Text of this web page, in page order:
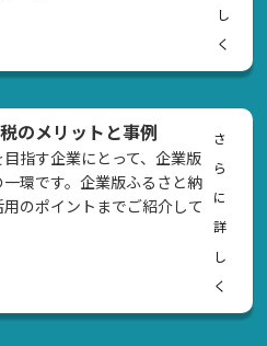
し
く
のメリットと事例
指す企業にとって、企業版
環です。企業版ふるさと納
のポイントまでご紹介して
さ
ら
に
詳
し
く